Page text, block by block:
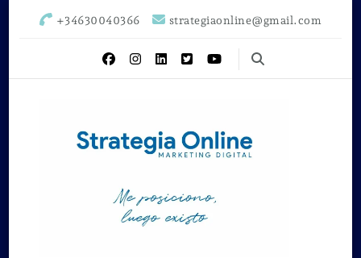
+34630040366 strategiaonline@gmail.com